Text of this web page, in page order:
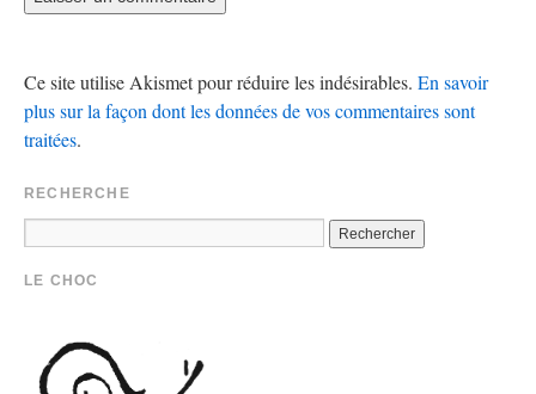
Ce site utilise Akismet pour réduire les indésirables. En savoir
plus sur la façon dont les données de vos commentaires sont
traitées.
RECHERCHE
LE CHOC